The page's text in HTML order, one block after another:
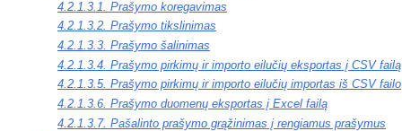
4.2.1.3.1. Prašymo koregavimas
4.2.1.3.2. Prašymo tikslinimas
4.2.1.3.3. Prašymo šalinimas
4.2.1.3.4. Prašymo pirkimų ir importo eilučių eksportas į CSV failą
4.2.1.3.5. Prašymo pirkimų ir importo eilučių importas iš CSV failo
4.2.1.3.6. Prašymo duomenų eksportas į Excel failą
4.2.1.3.7. Pašalinto prašymo grąžinimas į rengiamus prašymus